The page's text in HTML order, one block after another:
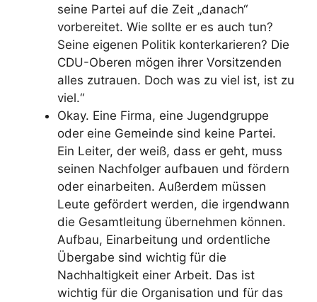
seine Partei auf die Zeit „danach“
vorbereitet. Wie sollte er es auch tun?
Seine eigenen Politik konterkarieren? Die
CDU-Oberen mögen ihrer Vorsitzenden
alles zutrauen. Doch was zu viel ist, ist zu
viel.“
Okay. Eine Firma, eine Jugendgruppe
oder eine Gemeinde sind keine Partei.
Ein Leiter, der weiß, dass er geht, muss
seinen Nachfolger aufbauen und fördern
oder einarbeiten. Außerdem müssen
Leute gefördert werden, die irgendwann
die Gesamtleitung übernehmen können.
Aufbau, Einarbeitung und ordentliche
Übergabe sind wichtig für die
Nachhaltigkeit einer Arbeit. Das ist
wichtig für die Organisation und für das